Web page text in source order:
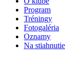
Program
Tréningy
Fotogaléria
Oznamy
Na stiahnutie